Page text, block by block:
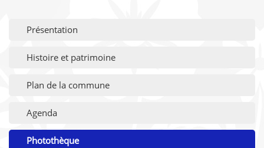
Présentation
Histoire et patrimoine
Plan de la commune
Agenda
Photothèque